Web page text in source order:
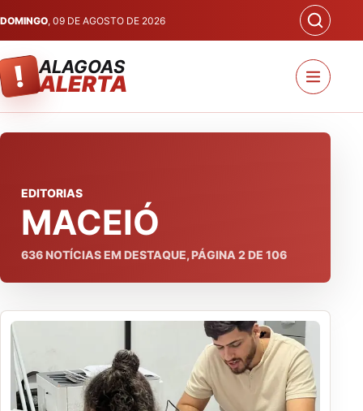
DOMINGO, 09 DE AGOSTO DE 2026
! ALAGOAS
ALERTA
EDITORIAS
MACEIÓ
636NOTÍCIAS EM DESTAQUE, PÁGINA 2DE 106